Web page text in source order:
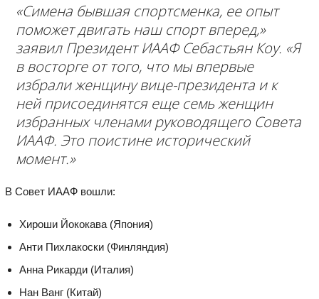
«Симена бывшая спортсменка, ее опыт
поможет двигать наш спорт вперед,»
заявил Президент ИААФ Себастьян Коу. «Я
в восторге от того, что мы впервые
избрали женщину вице-президента и к
ней присоединятся еще семь женщин
избранных членами руководящего Совета
ИААФ. Это поистине исторический
момент.»
В Совет ИААФ вошли:
Хироши Йококава (Япония)
Анти Пихлакоски (Финляндия)
Анна Рикарди (Италия)
Нан Ванг (Китай)